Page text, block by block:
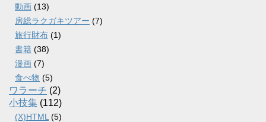
動画 (13)
房総ラクガキツアー (7)
旅行財布 (1)
書籍 (38)
漫画 (7)
食べ物 (5)
ワラーチ (2)
小技集 (112)
(X)HTML (5)